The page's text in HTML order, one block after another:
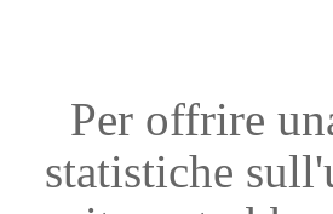
Per offrire
statistiche